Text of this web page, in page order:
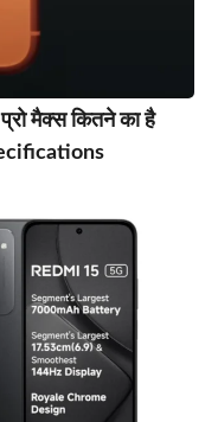
मैक्स कितने का है